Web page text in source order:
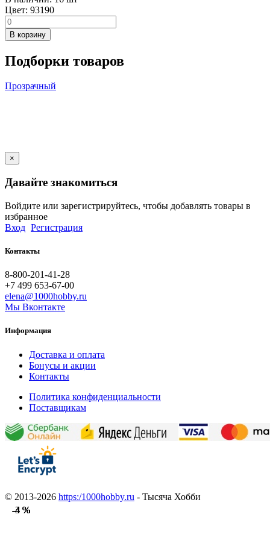
-3 %
-4 %
-4 %
-4 %
-4 %
-4 %
Цвет: 93190
В корзину
Подборки товаров
Прозрачный
×
Давайте знакомиться
Войдите или зарегистрируйтесь, чтобы добавлять товары в
избранное
Вход Регистрация
Контакты
8-800-201-41-28
+7 499 653-67-00
elena@1000hobby.ru
Мы Вконтакте
Информация
Доставка и оплата
Бонусы и акции
Контакты
Политика конфиденциальности
Поставщикам
© 2013-2026 https:/1000hobby.ru - Тысяча Хобби